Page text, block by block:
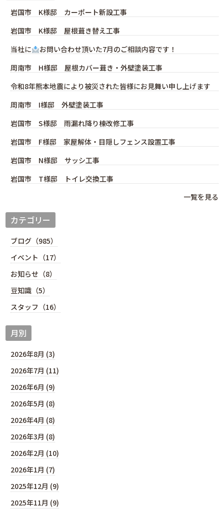
岩国市 K様邸 カーポート新設工事
岩国市 K様邸 屋根葺き替え工事
当社に
お問い合わせ頂いた7月のご相談内容です！
周南市 H様邸 屋根カバー葺き・外壁塗装工事
令和8年熊本地震により被災された皆様にお見舞い申し上げます
周南市 I様邸 外壁塗装工事
岩国市 S様邸 雨漏れ降り棟改修工事
岩国市 F様邸 家屋解体・目隠しフェンス設置工事
岩国市 N様邸 サッシ工事
岩国市 T様邸 トイレ交換工事
一覧を見る
カテゴリー
ブログ（985）
イベント（17）
お知らせ（8）
豆知識（5）
スタッフ（16）
月別
2026年8月 (3)
2026年7月 (11)
2026年6月 (9)
2026年5月 (8)
2026年4月 (8)
2026年3月 (8)
2026年2月 (10)
2026年1月 (7)
2025年12月 (9)
2025年11月 (9)